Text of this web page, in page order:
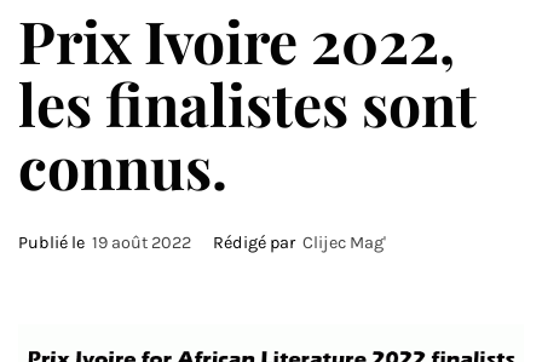
Prix Ivoire 2022,
les finalistes sont
connus.
Publié le 19 août 2022 Rédigé par Clijec Mag'